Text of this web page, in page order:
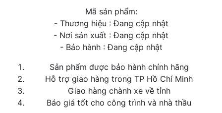
Mã sản phẩm:
- Thương hiệu : Đang cập nhật
- Nơi sản xuất : Đang cập nhật
- Bảo hành : Đang cập nhật
Sản phẩm được bảo hành chính hãng
Hỗ trợ giao hàng trong TP Hồ Chí Minh
Giao hàng chành xe về tỉnh
Báo giá tốt cho công trình và nhà thầu